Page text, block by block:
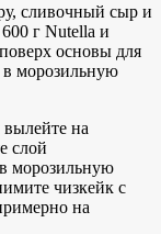
сливочный сыр и
г Nutella и
основы для
в морозильную
на
слой
морозильную
чизкейк с
на